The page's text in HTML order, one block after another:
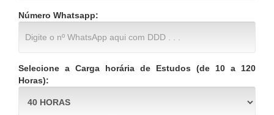
Número Whatsapp:
Selecione a Carga horária de Estudos (de 10 a 120
Horas):